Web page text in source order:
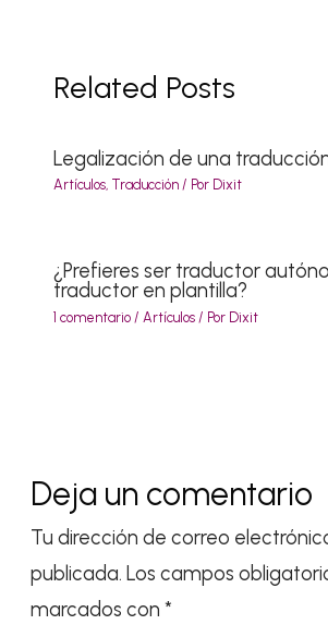
Related Posts
Legalización de una
Artículos, Traducción/ Por Dixit
¿Prefieres ser traductor
traductor en plantilla?
1 comentario / Artículos/ Por Dixit
Deja un comentario
Tu dirección de correo
publicada. Los campos
marcados con*